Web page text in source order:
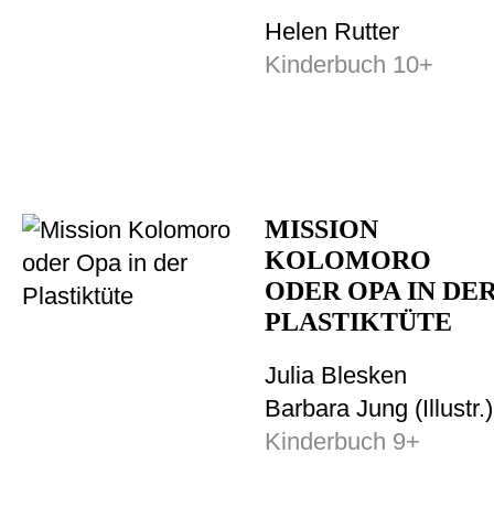
Helen Rutter
Kinderbuch 10+
MISSION
KOLOMORO
ODER OPA IN
PLASTIKTÜTE
Julia Blesken
Barbara Jung (Illustr.)
Kinderbuch 9+